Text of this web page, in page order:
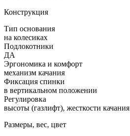
Конструкция
Тип основания
на колесиках
Подлокотники
ДА
Эргономика и комфорт
механизм качания
Фиксация спинки
в вертикальном положении
Регулировка
высоты (газлифт), жесткости качания
Размеры, вес, цвет